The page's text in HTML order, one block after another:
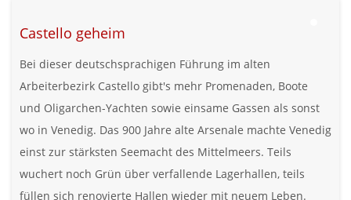
Castello geheim
Bei dieser deutschsprachigen Führung im alten
Arbeiterbezirk Castello gibt's mehr Promenaden, Boote
und Oligarchen-Yachten sowie einsame Gassen als sonst
wo in Venedig. Das 900 Jahre alte Arsenale machte Venedig
einst zur stärksten Seemacht des Mittelmeers. Teils
wuchert noch Grün über verfallende Lagerhallen, teils
füllen sich renovierte Hallen wieder mit neuem Leben.